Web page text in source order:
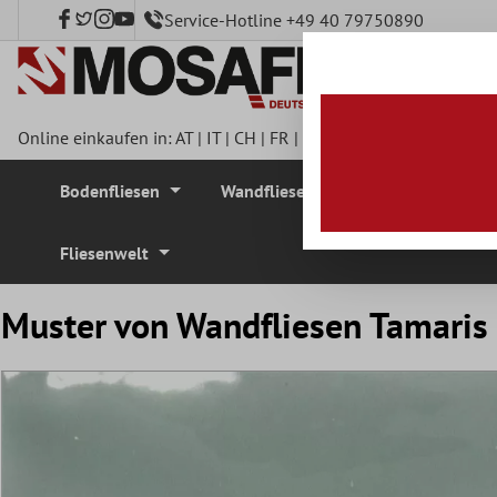
springen Service-Hotline +49 40 79750890
Online einkaufen in:AT| IT| CH | FR |
Bodenfliesen Wandfliesen
Fliesenwelt
Muster von Wandfliesen